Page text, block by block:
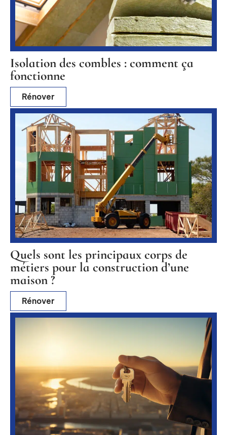
Isolation des combles : comment ça
fonctionne
Rénover
Quels sont les principaux corps de
métiers pour la construction d’une
maison ?
Rénover